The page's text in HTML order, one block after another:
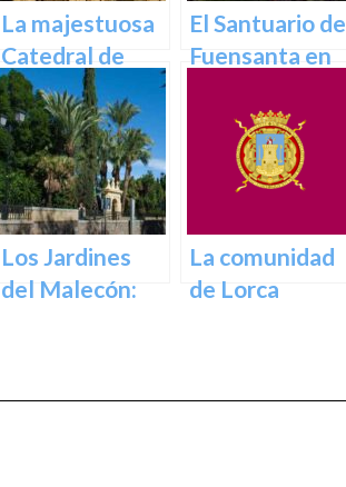
el corazón de la
ciudad
La majestuosa
Catedral de
Murcia: un
tesoro
arquitectónico
y cultural
El Santuario de
Fuensanta en
Lugar de
Devoción y
Belleza Natural
Los Jardines
del Malecón:
La comunidad
de Lorca